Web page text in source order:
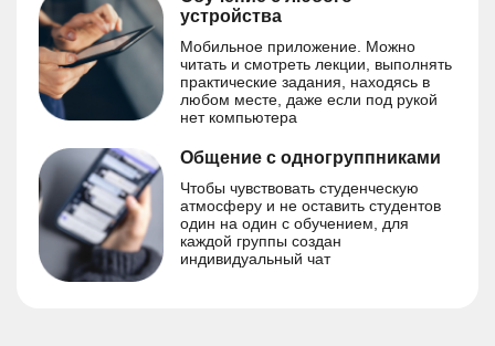
устройства
Мобильное приложение. Можно
читать и смотреть лекции, выполнять
практические задания, находясь в
любом месте, даже если под рукой
нет компьютера
Общение с одногруппниками
Чтобы чувствовать студенческую
атмосферу и не оставить студентов
один на один с обучением, для
каждой группы создан
индивидуальный чат